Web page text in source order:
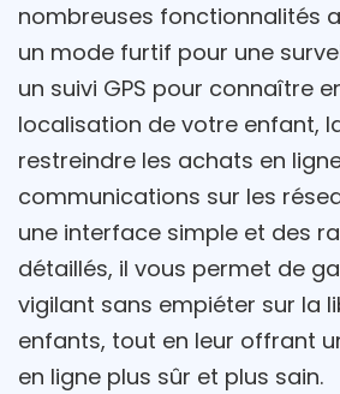
nombreuses fonctionnalités
un mode furtif pour une
un suivi GPS pour connaître
localisation de votre enfant,
restreindre les achats en
communications sur les
une interface simple et des
détaillés, il vous permet de
vigilant sans empiéter sur la
enfants, tout en leur offrant
en ligne plus sûr et plus sain.